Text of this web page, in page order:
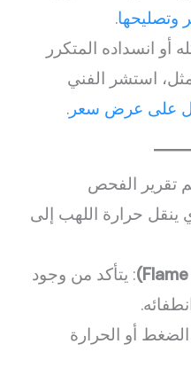
وتصليحها.
أو انسداده المتكرر
استشر الفني
على عرض سعر.
تقرير الفحص
ينقل حرارة اللهب إلى
: يتأكد من وجود
الضغط أو الحرارة